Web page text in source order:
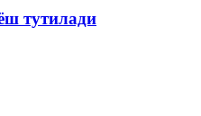
тутилади